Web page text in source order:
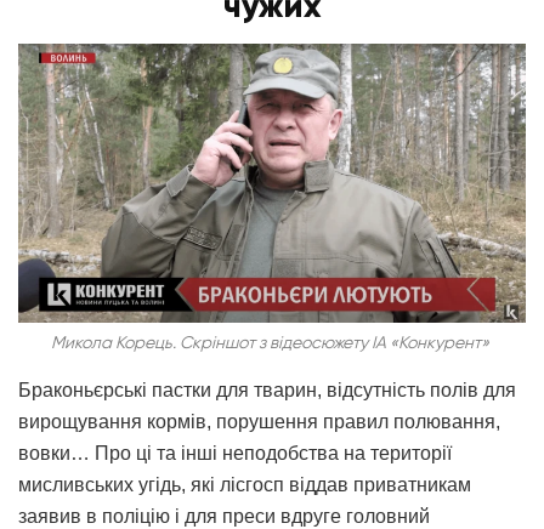
Микола Корець. Скріншот з відеосюжету ІА «Конкурент»
Браконьєрські пастки для тварин, відсутність полів для
вирощування кормів, порушення правил полювання,
вовки… Про ці та інші неподобства на території
мисливських угідь, які лісгосп віддав приватникам
заявив в поліцію і для преси вдруге головний